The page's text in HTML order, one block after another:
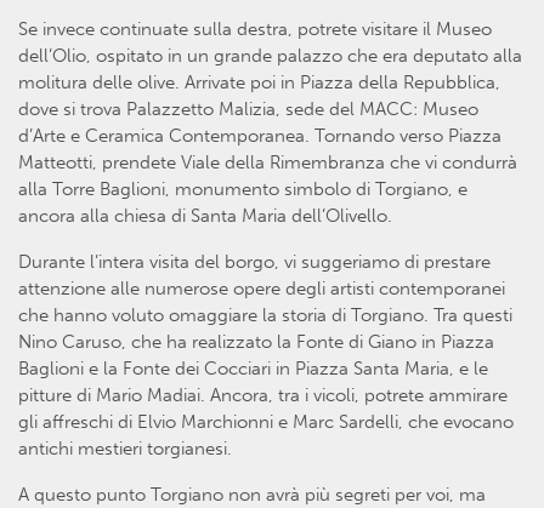
Se invece continuate sulla destra, potrete visitare il Museo
dell’Olio, ospitato in un grande palazzo che era deputato alla
molitura delle olive. Arrivate poi in Piazza della Repubblica,
dove si trova Palazzetto Malizia, sede del MACC: Museo
d’Arte e Ceramica Contemporanea. Tornando verso Piazza
Matteotti, prendete Viale della Rimembranza che vi condurrà
alla Torre Baglioni, monumento simbolo di Torgiano, e
ancora alla chiesa di Santa Maria dell’Olivello.
Durante l’intera visita del borgo, vi suggeriamo di prestare
attenzione alle numerose opere degli artisti contemporanei
che hanno voluto omaggiare la storia di Torgiano. Tra questi
Nino Caruso, che ha realizzato la Fonte di Giano in Piazza
Baglioni e la Fonte dei Cocciari in Piazza Santa Maria, e le
pitture di Mario Madiai. Ancora, tra i vicoli, potrete ammirare
gli affreschi di Elvio Marchionni e Marc Sardelli, che evocano
antichi mestieri torgianesi.
A questo punto Torgiano non avrà più segreti per voi, ma